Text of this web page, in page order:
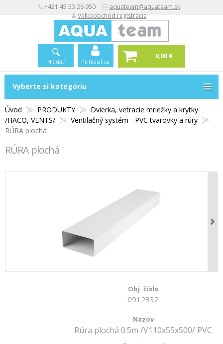
+421 45 53 26 950
aquateam@aquateam.sk
Veľkoobchod registrácia
Hľadať Prihlásiť sa
0,00 €
Vyberte si kategóriu
Úvod PRODUKTY
Dvierka, vetracie mriežky a krytky
/HACO, VENTS/
Ventilačný systém - PVC tvarovky a rúry
RÚRA plochá
RÚRA plochá
0912332
Rúra plochá 0.5m /V110x55x500/ PVC
Vyberte si kategóriu